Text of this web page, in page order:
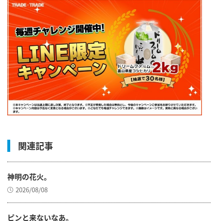
関連記事
神明の花火。
2026/08/08
ピンと来ないなあ。